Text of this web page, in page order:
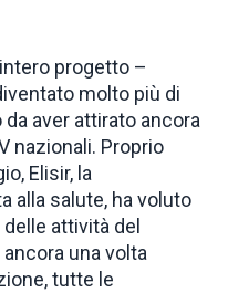
progetto –
molto più di
aver attirato ancora
nazionali. Proprio
Elisir, la
alla salute, ha voluto
attività del
una volta
tutte le